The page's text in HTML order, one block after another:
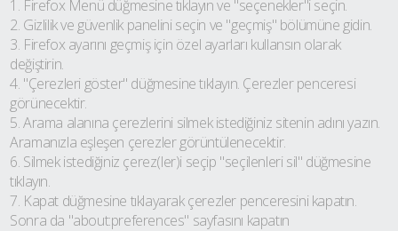
1. Firefox Menü düğmesine tıklayın ve "seçenekler"i seçin.
2. Gizlilik ve güvenlik panelini seçin ve "geçmiş" bölümüne gidin.
3. Firefox ayarını geçmiş için özel ayarları kullansın olarak
değiştirin.
4. "Çerezleri göster" düğmesine tıklayın. Çerezler penceresi
görünecektir.
5. Arama alanına çerezlerini silmek istediğiniz sitenin adını yazın.
Aramanızla eşleşen çerezler görüntülenecektir.
6. Silmek istediğiniz çerez(ler)i seçip "seçilenleri sil" düğmesine
tıklayın.
7. Kapat düğmesine tıklayarak çerezler penceresini kapatın.
Sonra da "about:preferences" sayfasını kapatın